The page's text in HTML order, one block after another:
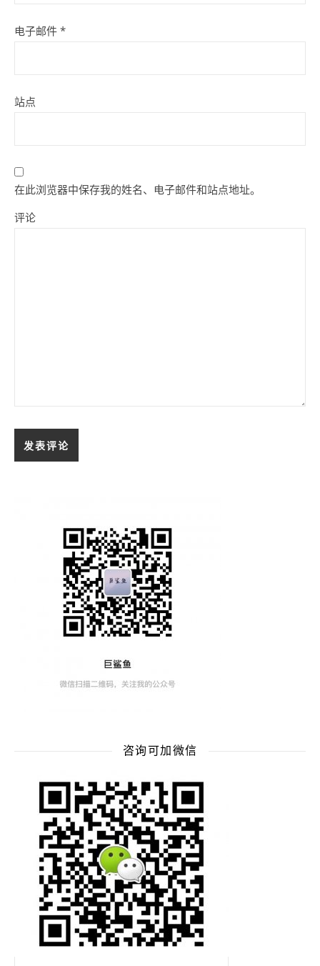
电子邮件 *
站点
在此浏览器中保存我的姓名、电子邮件和站点地址。
评论
咨询可加微信